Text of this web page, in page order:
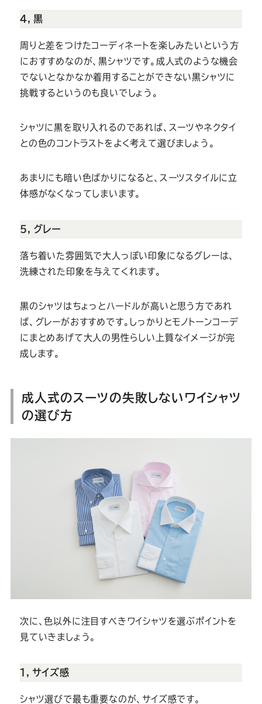
４，黒
周りと差をつけたコーディネートを楽しみたいという方
におすすめなのが、黒シャツです。成人式のような機会
でないとなかなか着用することができない黒シャツに
挑戦するというのも良いでしょう。
シャツに黒を取り入れるのであれば、スーツやネクタイ
との色のコントラストをよく考えて選びましょう。
あまりにも暗い色ばかりになると、スーツスタイルに立
体感がなくなってしまいます。
５，グレー
落ち着いた雰囲気で大人っぽい印象になるグレーは、
洗練された印象を与えてくれます。
黒のシャツはちょっとハードルが高いと思う方であれ
ば、グレーがおすすめです。しっかりとモノトーンコーデ
にまとめあげて大人の男性らしい上質なイメージが完
成します。
成人式のスーツの失敗しないワイシャツ
の選び方
次に、色以外に注目すべきワイシャツを選ぶポイントを
見ていきましょう。
１，サイズ感
シャツ選びで最も重要なのが、サイズ感です。